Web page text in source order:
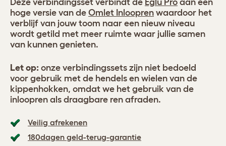
Veilig afrekenen
180dagen geld-terug-garantie
Deze verbindingsset verbindt de Eglu Pro aan een
hoge versie van de Omlet Inloopren waardoor het
verblijf van jouw toom naar een nieuw niveau
wordt getild met meer ruimte waar jullie samen
van kunnen genieten.
Let op: onze verbindingssets zijn niet bedoeld
voor gebruik met de hendels en wielen van de
kippenhokken, omdat we het gebruik van de
inloopren als draagbare ren afraden.